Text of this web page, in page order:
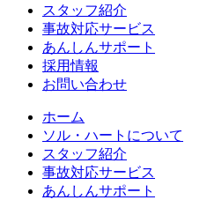
スタッフ紹介
事故対応サービス
あんしんサポート
採用情報
お問い合わせ
ホーム
ソル・ハートについて
スタッフ紹介
事故対応サービス
あんしんサポート